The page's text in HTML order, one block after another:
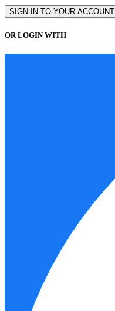
SIGN IN TO YOUR ACCOUNT
OR LOGIN WITH